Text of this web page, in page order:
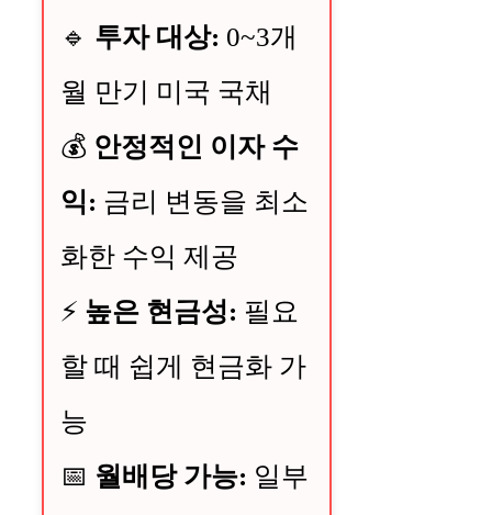
🔹 투자 대상: 0~3개
월 만기 미국 국채
💰 안정적인 이자 수
익: 금리 변동을 최소
화한 수익 제공
⚡ 높은 현금성: 필요
할 때 쉽게 현금화 가
능
📅 월배당 가능: 일부